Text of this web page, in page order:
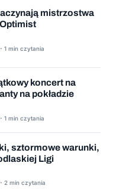
mistrzostwa
1 min czytania
koncert na
na pokładzie
1 min czytania
sztormowe warunki,
Ligi
2 min czytania